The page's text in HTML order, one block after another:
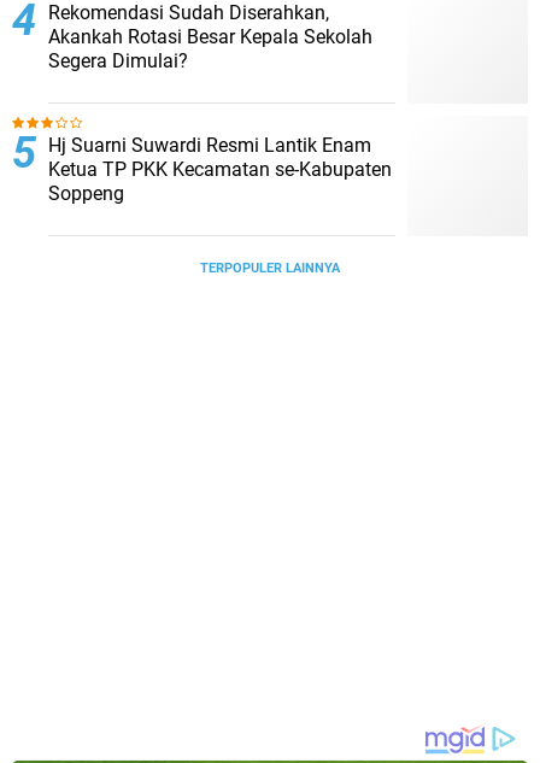
Rekomendasi Sudah Diserahkan,
Akankah Rotasi Besar Kepala Sekolah
Segera Dimulai?
Hj Suarni Suwardi Resmi Lantik Enam
Ketua TP PKK Kecamatan se-Kabupaten
Soppeng
TERPOPULER LAINNYA